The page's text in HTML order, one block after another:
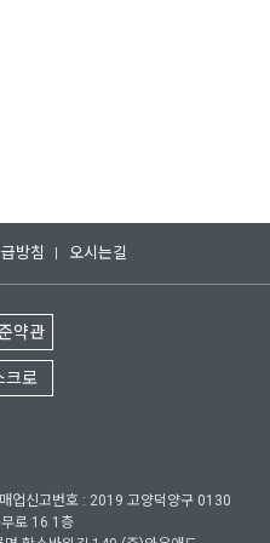
방침 오시는길
약관
크로
업신고번호 : 2019 고양덕양구 0130
로 16 1층